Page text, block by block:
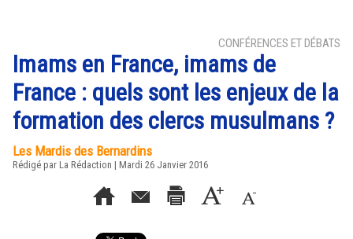
CONFÉRENCES ET DÉBATS
Imams en France, imams de
France : quels sont les enjeux de la
formation des clercs musulmans ?
Les Mardis des Bernardins
Rédigé par La Rédaction | Mardi 26 Janvier 2016